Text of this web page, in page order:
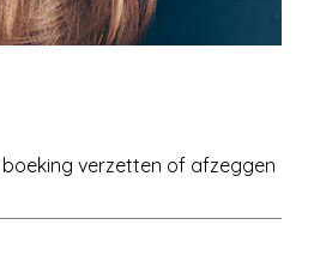
verzetten of afzeggen